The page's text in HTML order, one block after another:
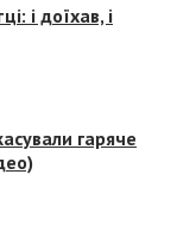
і доїхав, і
гаряче